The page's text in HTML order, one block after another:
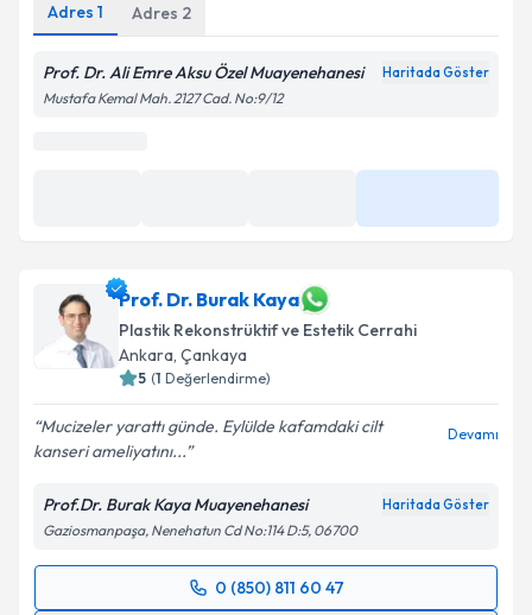
Adres 1 Adres 2
Prof. Dr. Ali Emre Aksu Özel Muayenehanesi Haritada Göster
Mustafa Kemal Mah. 2127 Cad. No:9/12
Prof. Dr. Burak Kaya
Plastik Rekonstrüktif ve Estetik Cerrahi
Ankara, Çankaya
5 (1 Değerlendirme)
Mucizeler yarattı günde. Eylülde kafamdaki cilt
kanseri ameliyatını...
Devamı
Prof.Dr. Burak Kaya Muayenehanesi Haritada Göster
Gaziosmanpaşa, Nenehatun Cd No:114 D:5, 06700
0 (850) 811 60 47
Randevu Takvimi Talebi